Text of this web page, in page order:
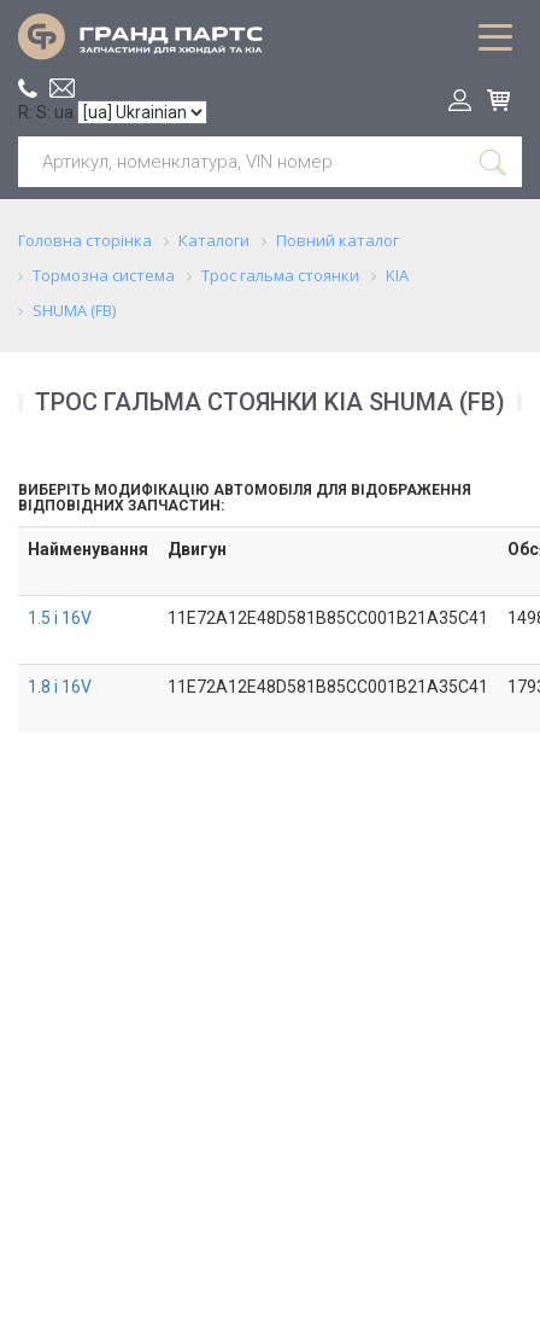
R: S: ua
Головна сторінка Каталоги
Повний каталог
Тормозна система
Трос гальма стоянки
KIA
SHUMA (FB)
ТРОС ГАЛЬМА СТОЯНКИ KIA SHUMA (FB)
ВИБЕРІТЬ МОДИФІКАЦІЮ АВТОМОБІЛЯ ДЛЯ ВІДОБРАЖЕННЯ
ВІДПОВІДНИХ ЗАПЧАСТИН:
Найменування Двигун
1.5 i 16V 11E72A12E48D581B85CC001B21A35C41
1.8 i 16V 11E72A12E48D581B85CC001B21A35C41